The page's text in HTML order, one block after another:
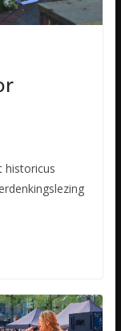
historicus